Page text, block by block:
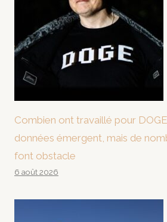
Combien ont travaillé pour
données émergent, mais de
font obstacle
6 août 2026